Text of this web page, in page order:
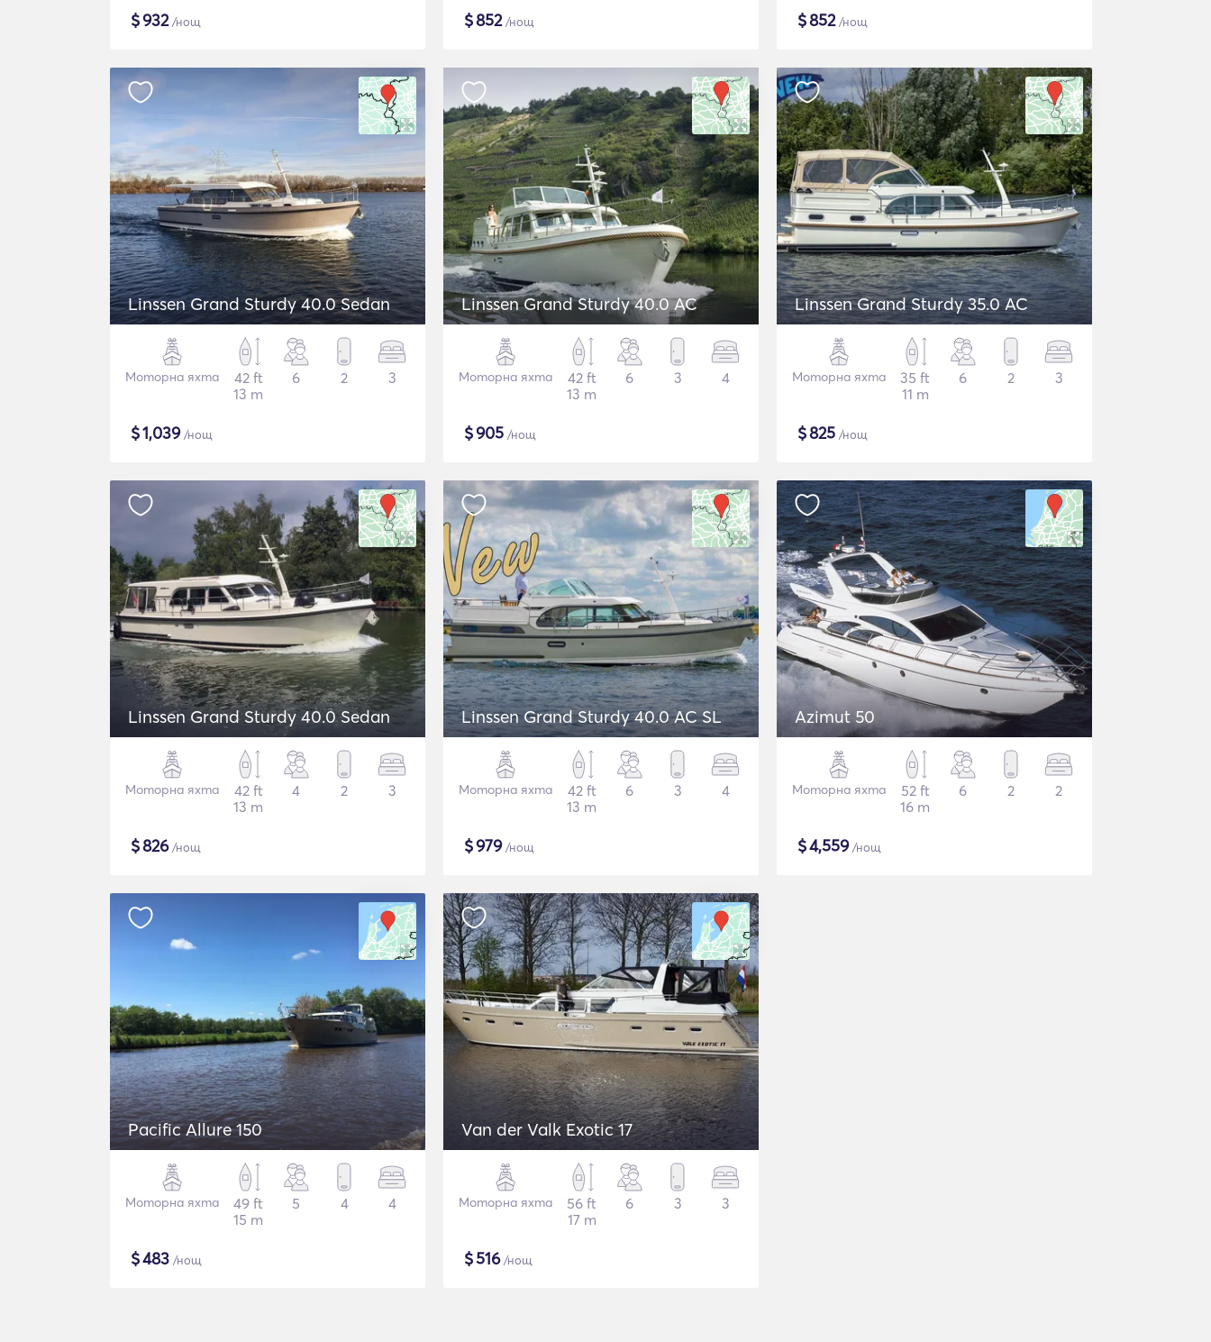
$932/нощ $852/нощ $852/нощ
Linssen Grand Sturdy 40.0 Sedan
Моторна яхта
42 ft
13 m
6 2 3
$1,039/нощ
Linssen Grand Sturdy 40.0 AC
Моторна яхта
42 ft
13 m
6 3 4
$905 /нощ
Linssen Grand Sturdy 35.0 AC
Моторна яхта
35 ft
11 m
6 2 3
$825 /нощ
Linssen Grand Sturdy 40.0 Sedan
Моторна яхта
42 ft
13 m
4 2 3
$826/нощ
Linssen Grand Sturdy 40.0 AC SL
Моторна яхта
42 ft
13 m
6 3 4
$979/нощ
Azimut 50
Моторна яхта
52 ft
16 m
6 2 2
$4,559/нощ
Pacific Allure 150
Моторна яхта
49 ft
15 m
5 4 4
$483 /нощ
Van der Valk Exotic 17
Моторна яхта
56 ft
17 m
6 3 3
$516/нощ